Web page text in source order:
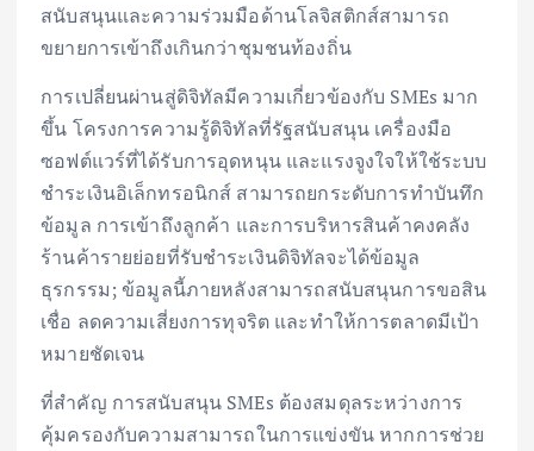
สนับสนุนและความร่วมมือด้านโลจิสติกส์สามารถ
ขยายการเข้าถึงเกินกว่าชุมชนท้องถิ่น
การเปลี่ยนผ่านสู่ดิจิทัลมีความเกี่ยวข้องกับ SMEs มาก
ขึ้น โครงการความรู้ดิจิทัลที่รัฐสนับสนุน เครื่องมือ
ซอฟต์แวร์ที่ได้รับการอุดหนุน และแรงจูงใจให้ใช้ระบบ
ชำระเงินอิเล็กทรอนิกส์ สามารถยกระดับการทำบันทึก
ข้อมูล การเข้าถึงลูกค้า และการบริหารสินค้าคงคลัง
ร้านค้ารายย่อยที่รับชำระเงินดิจิทัลจะได้ข้อมูล
ธุรกรรม; ข้อมูลนี้ภายหลังสามารถสนับสนุนการขอสิน
เชื่อ ลดความเสี่ยงการทุจริต และทำให้การตลาดมีเป้า
หมายชัดเจน
ที่สำคัญ การสนับสนุน SMEs ต้องสมดุลระหว่างการ
คุ้มครองกับความสามารถในการแข่งขัน หากการช่วย